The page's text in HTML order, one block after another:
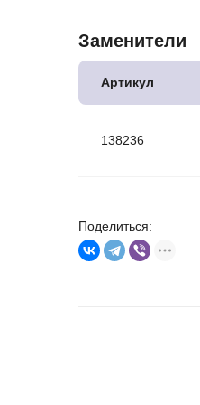
Заменители
Артикул
138236
Поделиться: